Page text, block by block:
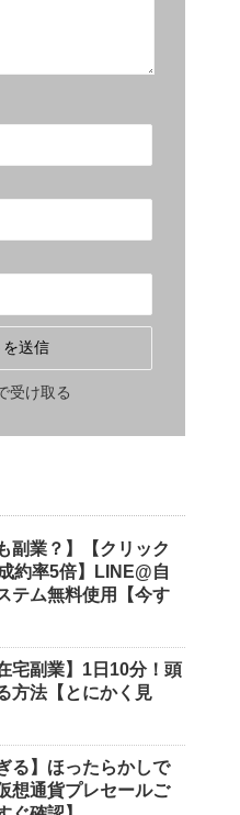
受け取る
副業？】【クリック
約率5倍】LINE@自
テム無料使用【今す
宅副業】1日10分！頭
方法【とにかく見
る】ほったらかしで
想通貨プレセールご